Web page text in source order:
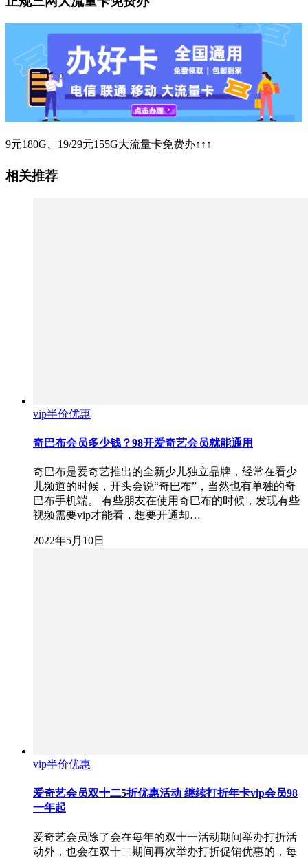
9元180G、19/29元155G大流量卡免费办↑↑↑
相关推荐
vip半价优惠
奇巴布会员多少钱？98开爱奇艺会员就能通用
奇巴布是爱奇艺推出的全新少儿独立品牌，经常在看少
儿频道的时候，开头会说“奇巴布”，当然也有单独的奇
巴布手机端。 有些朋友在使用奇巴布的时候，发现有些
视频需要vip才能看，想要开通却…
2022年5月10日
vip半价优惠
爱奇艺会员双十二5折优惠活动 继续打折年卡vip会员98
一年起
爱奇艺会员除了会在每年的双十一活动期间举办打折活
动外，也会在双十二期间再次举办打折促销优惠的，每